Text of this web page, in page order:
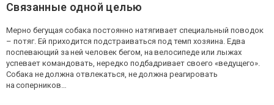
Связанные одной целью
Мерно бегущая собака постоянно натягивает специальный поводок
– потяг. Ей приходится подстраиваться под темп хозяина. Едва
поспевающий за ней человек бегом, на велосипеде или лыжах
успевает командовать, нередко подбадривает своего «ведущего».
Собака не должна отвлекаться, не должна реагировать
на соперников…